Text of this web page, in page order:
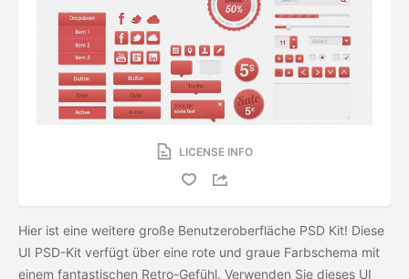
LICENSE INFO
Hier ist eine weitere große Benutzeroberfläche PSD Kit! Diese
UI PSD-Kit verfügt über eine rote und graue Farbschema mit
einem fantastischen Retro-Gefühl. Verwenden Sie dieses UI